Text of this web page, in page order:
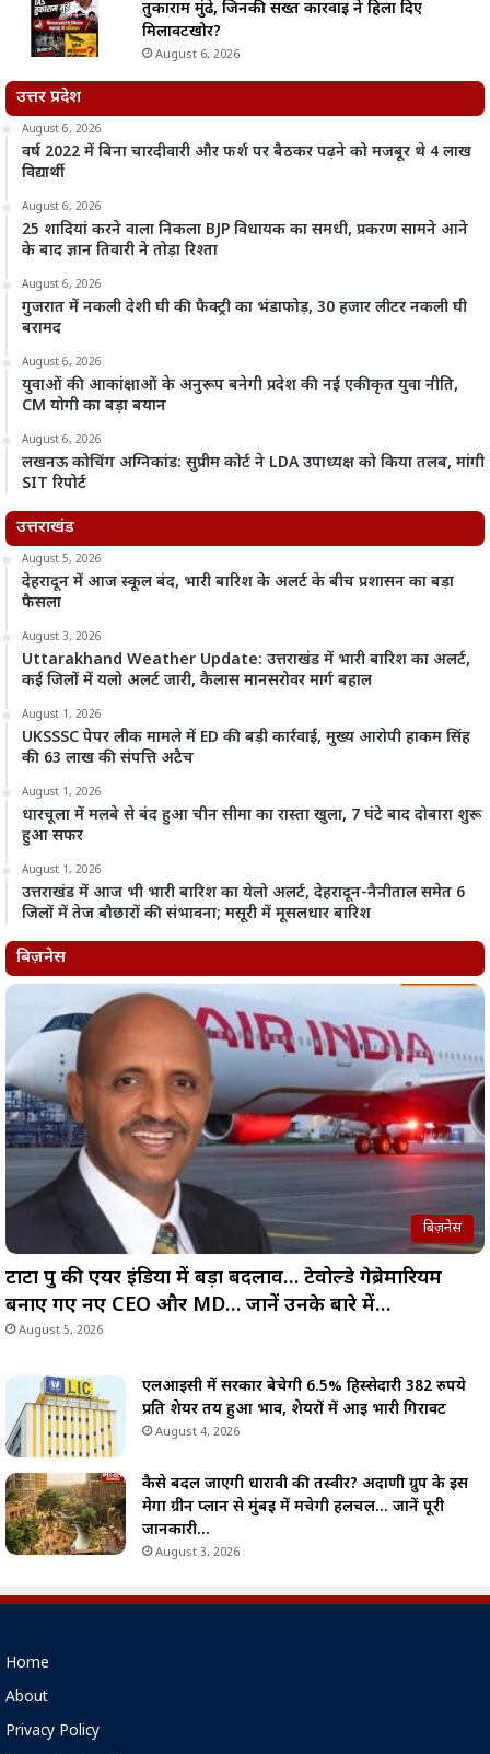
तुकाराम मुंढे, जिनकी सख्त कार्रवाई ने हिला दिए
मिलावटखोर?
August 6, 2026
उत्तर प्रदेश
August 6, 2026
वर्ष 2022 में बिना चारदीवारी और फर्श पर बैठकर पढ़ने को मजबूर थे 4 लाख
विद्यार्थी
August 6, 2026
25 शादियां करने वाला निकला BJP विधायक का समधी, प्रकरण सामने आने
के बाद ज्ञान तिवारी ने तोड़ा रिश्ता
August 6, 2026
गुजरात में नकली देशी घी की फैक्ट्री का भंडाफोड़, 30 हजार लीटर नकली घी
बरामद
August 6, 2026
युवाओं की आकांक्षाओं के अनुरूप बनेगी प्रदेश की नई एकीकृत युवा नीति,
CM योगी का बड़ा बयान
August 6, 2026
लखनऊ कोचिंग अग्निकांड: सुप्रीम कोर्ट ने LDA उपाध्यक्ष को किया तलब, मांगी
SIT रिपोर्ट
उत्तराखंड
August 5, 2026
देहरादून में आज स्कूल बंद, भारी बारिश के अलर्ट के बीच प्रशासन का बड़ा
फैसला
August 3, 2026
Uttarakhand Weather Update: उत्तराखंड में भारी बारिश का अलर्ट,
कई जिलों में यलो अलर्ट जारी, कैलास मानसरोवर मार्ग बहाल
August 1, 2026
UKSSSC पेपर लीक मामले में ED की बड़ी कार्रवाई, मुख्य आरोपी हाकम सिंह
की 63 लाख की संपत्ति अटैच
August 1, 2026
धारचूला में मलबे से बंद हुआ चीन सीमा का रास्ता खुला, 7 घंटे बाद दोबारा शुरू
हुआ सफर
August 1, 2026
उत्तराखंड में आज भी भारी बारिश का येलो अलर्ट, देहरादून-नैनीताल समेत 6
जिलों में तेज बौछारों की संभावना; मसूरी में मूसलधार बारिश
बिज़नेस
बिज़नेस
टाटा ग्रुप की एयर इंडिया में बड़ा बदलाव… टेवोल्डे गेब्रेमारियम
बनाए गए नए CEO और MD… जानें उनके बारे में…
August 5, 2026
एलआईसी में सरकार बेचेगी 6.5% हिस्सेदारी 382 रुपये
प्रति शेयर तय हुआ भाव, शेयरों में आई भारी गिरावट
August 4, 2026
कैसे बदल जाएगी धारावी की तस्वीर? अदाणी ग्रुप के इस
मेगा ग्रीन प्लान से मुंबई में मचेगी हलचल… जानें पूरी
जानकारी…
August 3, 2026
Home
About
Privacy Policy